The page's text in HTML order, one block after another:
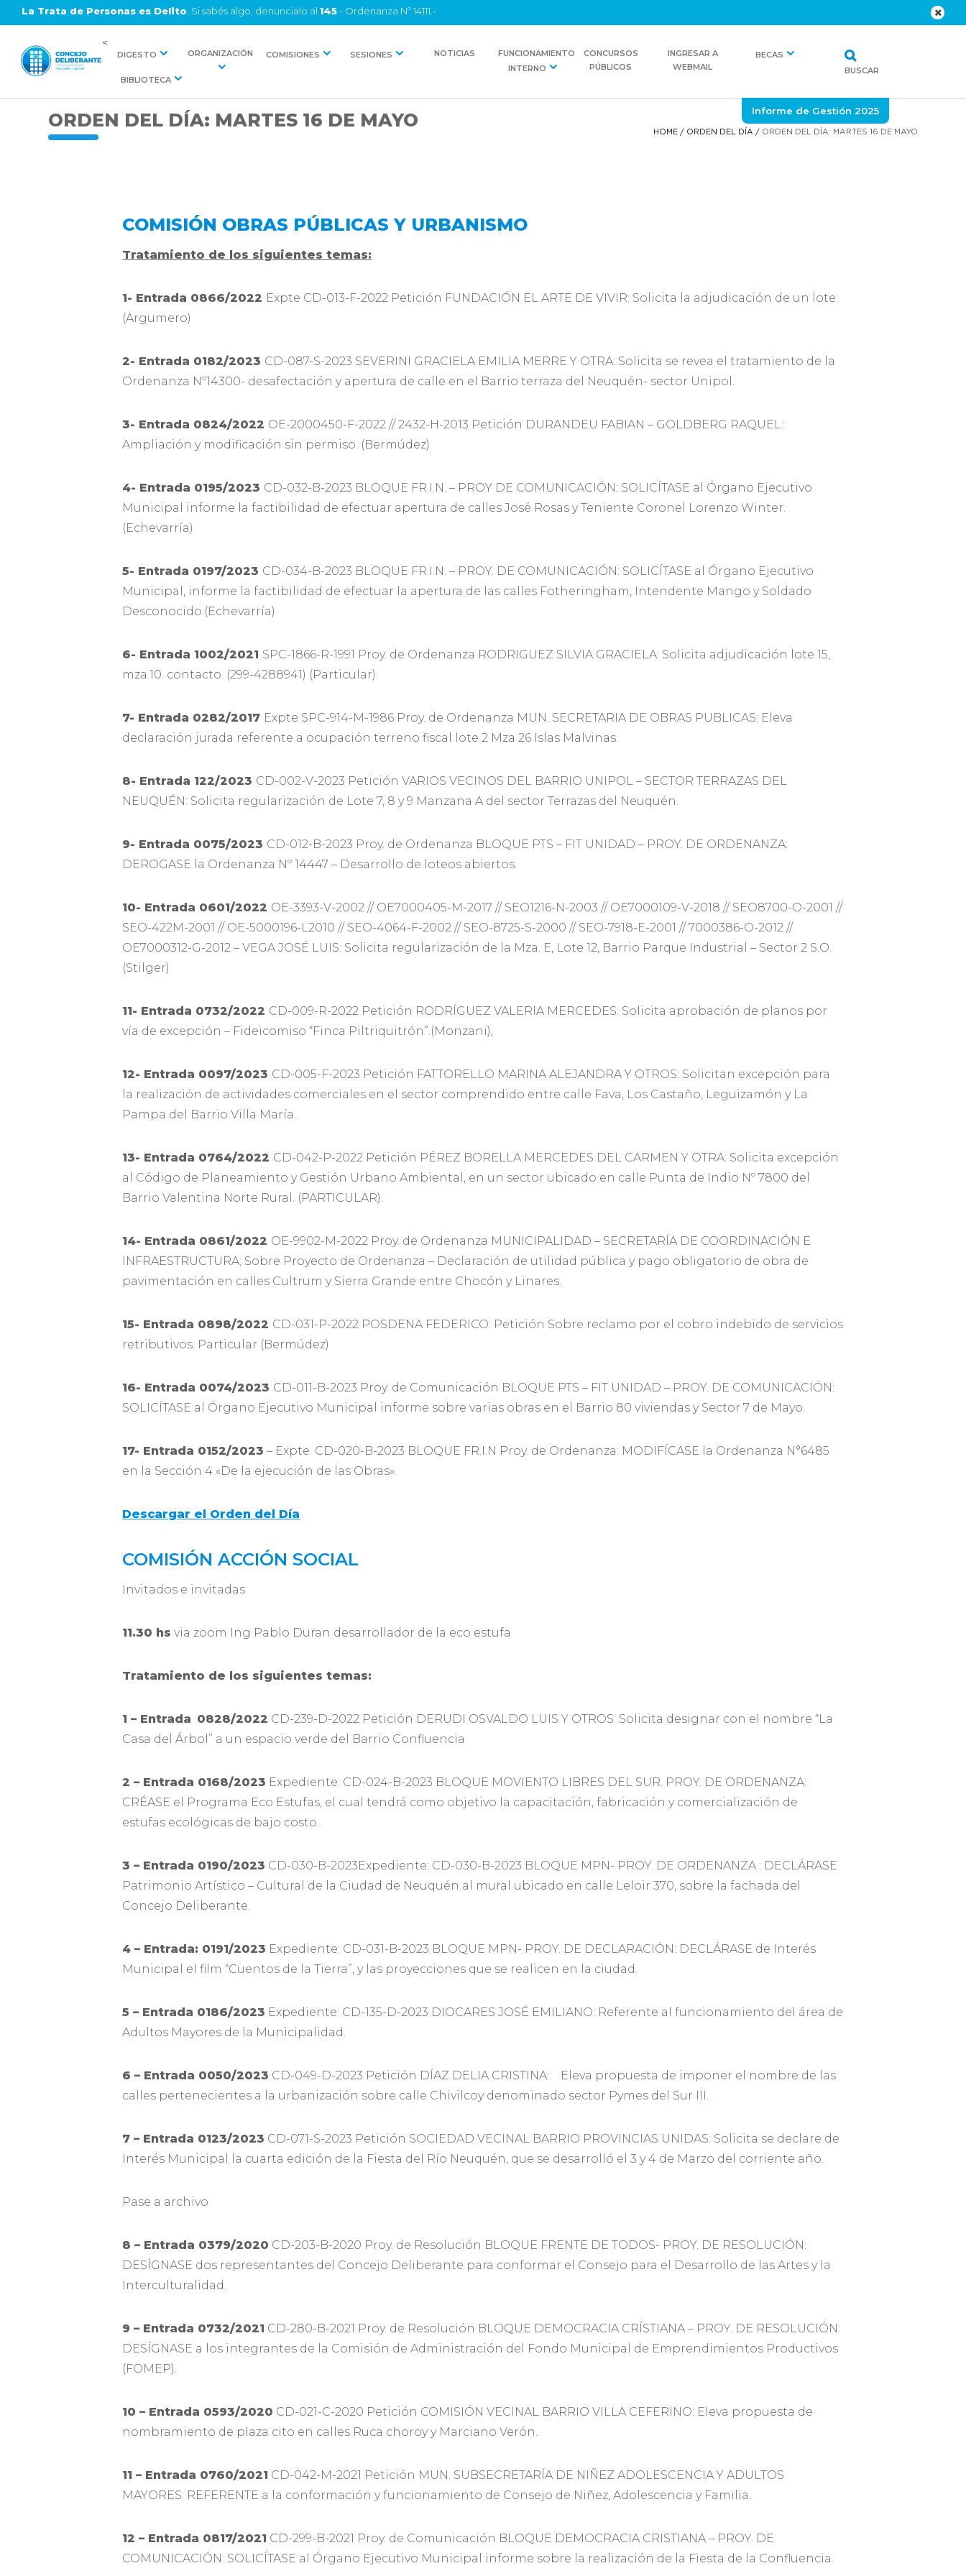
La Trata de Personas es Delito . Si sabés algo, denuncialo al 145- Ordenanza Nº 14111.-
<
DIGESTO ORGANIZACIÓN COMISIONES SESIONES NOTICIAS
FUNCIONAMIENTO
INTERNO
CONCURSOS
PÚBLICOS
INGRESAR A
WEBMAIL
BECAS
BIBLIOTECA
BUSCAR
Informe de Gestión 2025
ORDEN DEL DÍA: MARTES 16 DE MAYO
HOME/ ORDEN DEL DÍA / ORDEN DEL DÍA: MARTES 16 DE MAYO
COMISIÓN OBRAS PÚBLICAS Y URBANISMO
Tratamiento de los siguientes temas:
1- Entrada 0866/2022 Expte CD-013-F-2022 Petición FUNDACIÓN EL ARTE DE VIVIR: Solicita la adjudicación de un lote.
(Argumero)
2- Entrada 0182/2023 CD-087-S-2023 SEVERINI GRACIELA EMILIA MERRE Y OTRA: Solicita se revea el tratamiento de la
Ordenanza Nº14300- desafectación y apertura de calle en el Barrio terraza del Neuquén- sector Unipol.
3- Entrada 0824/2022 OE-2000450-F-2022 // 2432-H-2013 Petición DURANDEU FABIAN – GOLDBERG RAQUEL:
Ampliación y modificación sin permiso. (Bermúdez)
4- Entrada 0195/2023 CD-032-B-2023 BLOQUE FR.I.N. – PROY DE COMUNICACIÓN: SOLICÍTASE al Órgano Ejecutivo
Municipal informe la factibilidad de efectuar apertura de calles José Rosas y Teniente Coronel Lorenzo Winter.
(Echevarría)
5- Entrada 0197/2023 CD-034-B-2023 BLOQUE FR.I.N. – PROY. DE COMUNICACIÓN: SOLICÍTASE al Órgano Ejecutivo
Municipal, informe la factibilidad de efectuar la apertura de las calles Fotheringham, Intendente Mango y Soldado
Desconocido.(Echevarría)
6- Entrada 1002/2021 SPC-1866-R-1991 Proy. de Ordenanza RODRIGUEZ SILVIA GRACIELA: Solicita adjudicación lote 15,
mza.10. contacto. (299-4288941) (Particular).
7- Entrada 0282/2017 Expte SPC-914-M-1986 Proy. de Ordenanza MUN. SECRETARIA DE OBRAS PUBLICAS: Eleva
declaración jurada referente a ocupación terreno fiscal lote 2 Mza 26 Islas Malvinas.
8- Entrada 122/2023 CD-002-V-2023 Petición VARIOS VECINOS DEL BARRIO UNIPOL – SECTOR TERRAZAS DEL
NEUQUÉN: Solicita regularización de Lote 7, 8 y 9 Manzana A del sector Terrazas del Neuquén.
9- Entrada 0075/2023 CD-012-B-2023 Proy. de Ordenanza BLOQUE PTS – FIT UNIDAD – PROY. DE ORDENANZA:
DEROGASE la Ordenanza Nº 14447 – Desarrollo de loteos abiertos.
10- Entrada 0601/2022 OE-3393-V-2002 // OE7000405-M-2017 // SEO1216-N-2003 // OE7000109-V-2018 // SEO8700-O-2001 //
SEO-422M-2001 // OE-5000196-L2010 // SEO-4064-F-2002 // SEO-8725-S-2000 // SEO-7918-E-2001 // 7000386-O-2012 //
OE7000312-G-2012 – VEGA JOSÉ LUIS: Solicita regularización de la Mza. E, Lote 12, Barrio Parque Industrial – Sector 2 S.O.
(Stilger)
11- Entrada 0732/2022 CD-009-R-2022 Petición RODRÍGUEZ VALERIA MERCEDES: Solicita aprobación de planos por
vía de excepción – Fideicomiso “Finca Piltriquitrón”.(Monzani),
12- Entrada 0097/2023 CD-005-F-2023 Petición FATTORELLO MARINA ALEJANDRA Y OTROS: Solicitan excepción para
la realización de actividades comerciales en el sector comprendido entre calle Fava, Los Castaño, Leguizamón y La
Pampa del Barrio Villa María.
13- Entrada 0764/2022 CD-042-P-2022 Petición PÉREZ BORELLA MERCEDES DEL CARMEN Y OTRA: Solicita excepción
al Código de Planeamiento y Gestión Urbano Ambiental, en un sector ubicado en calle Punta de Indio Nº 7800 del
Barrio Valentina Norte Rural. (PARTICULAR).
14- Entrada 0861/2022 OE-9902-M-2022 Proy. de Ordenanza MUNICIPALIDAD – SECRETARÍA DE COORDINACIÓN E
INFRAESTRUCTURA; Sobre Proyecto de Ordenanza – Declaración de utilidad pública y pago obligatorio de obra de
pavimentación en calles Cultrum y Sierra Grande entre Chocón y Linares.
15- Entrada 0898/2022 CD-031-P-2022 POSDENA FEDERICO: Petición Sobre reclamo por el cobro indebido de servicios
retributivos. Particular (Bermúdez)
16- Entrada 0074/2023 CD-011-B-2023 Proy. de Comunicación BLOQUE PTS – FIT UNIDAD – PROY. DE COMUNICACIÓN:
SOLICÍTASE al Órgano Ejecutivo Municipal informe sobre varias obras en el Barrio 80 viviendas y Sector 7 de Mayo.
17- Entrada 0152/2023 – Expte. CD-020-B-2023 BLOQUE FR.I.N Proy. de Ordenanza: MODIFÍCASE la Ordenanza N°6485
en la Sección 4 «De la ejecución de las Obras».
Descargar el Orden del Día
COMISIÓN ACCIÓN SOCIAL
Invitados e invitadas
11.30 hs via zoom Ing Pablo Duran desarrollador de la eco estufa
Tratamiento de los siguientes temas:
1 – Entrada 0828/2022 CD-239-D-2022 Petición DERUDI OSVALDO LUIS Y OTROS: Solicita designar con el nombre “La
Casa del Árbol” a un espacio verde del Barrio Confluencia
2 – Entrada 0168/2023 Expediente: CD-024-B-2023 BLOQUE MOVIENTO LIBRES DEL SUR. PROY. DE ORDENANZA:
CRÉASE el Programa Eco Estufas, el cual tendrá como objetivo la capacitación, fabricación y comercialización de
estufas ecológicas de bajo costo.
3 – Entrada 0190/2023 CD-030-B-2023Expediente: CD-030-B-2023 BLOQUE MPN- PROY. DE ORDENANZA : DECLÁRASE
Patrimonio Artístico – Cultural de la Ciudad de Neuquén al mural ubicado en calle Leloir 370, sobre la fachada del
Concejo Deliberante.
4 – Entrada: 0191/2023 Expediente: CD-031-B-2023 BLOQUE MPN- PROY. DE DECLARACIÓN: DECLÁRASE de Interés
Municipal el film “Cuentos de la Tierra”, y las proyecciones que se realicen en la ciudad.
5 – Entrada 0186/2023 Expediente: CD-135-D-2023 DIOCARES JOSÉ EMILIANO: Referente al funcionamiento del área de
Adultos Mayores de la Municipalidad.
6 – Entrada 0050/2023 CD-049-D-2023 Petición DÍAZ DELIA CRISTINA: Eleva propuesta de imponer el nombre de las
calles pertenecientes a la urbanización sobre calle Chivilcoy denominado sector Pymes del Sur III.
7 – Entrada 0123/2023 CD-071-S-2023 Petición SOCIEDAD VECINAL BARRIO PROVINCIAS UNIDAS: Solicita se declare de
Interés Municipal la cuarta edición de la Fiesta del Río Neuquén, que se desarrolló el 3 y 4 de Marzo del corriente año.
Pase a archivo
8 – Entrada 0379/2020 CD-203-B-2020 Proy. de Resolución BLOQUE FRENTE DE TODOS- PROY. DE RESOLUCIÓN:
DESÍGNASE dos representantes del Concejo Deliberante para conformar el Consejo para el Desarrollo de las Artes y la
Interculturalidad.
9 – Entrada 0732/2021 CD-280-B-2021 Proy. de Resolución BLOQUE DEMOCRACIA CRÍSTIANA – PROY. DE RESOLUCIÓN:
DESÍGNASE a los integrantes de la Comisión de Administración del Fondo Municipal de Emprendimientos Productivos
(FOMEP).
10 – Entrada 0593/2020 CD-021-C-2020 Petición COMISIÓN VECINAL BARRIO VILLA CEFERINO: Eleva propuesta de
nombramiento de plaza cito en calles Ruca choroy y Marciano Verón.
11 – Entrada 0760/2021 CD-042-M-2021 Petición MUN. SUBSECRETARÍA DE NIÑEZ ADOLESCENCIA Y ADULTOS
MAYORES: REFERENTE a la conformación y funcionamiento de Consejo de Niñez, Adolescencia y Familia.
12 – Entrada 0817/2021 CD-299-B-2021 Proy. de Comunicación BLOQUE DEMOCRACIA CRISTIANA – PROY. DE
COMUNICACIÓN: SOLICÍTASE al Órgano Ejecutivo Municipal informe sobre la realización de la Fiesta de la Confluencia.